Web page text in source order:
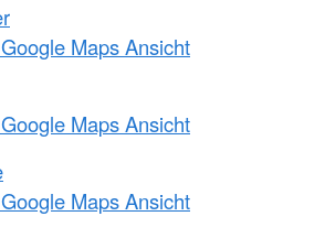
Maps Ansicht
Maps Ansicht
Maps Ansicht